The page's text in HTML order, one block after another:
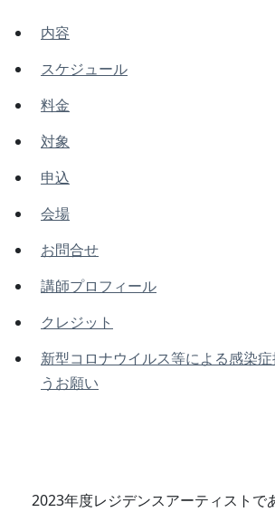
内容
スケジュール
料金
対象
申込
会場
お問合せ
講師プロフィール
クレジット
新型コロナウイルス等による感染
うお願い
2023年度レジデンスアーティストで